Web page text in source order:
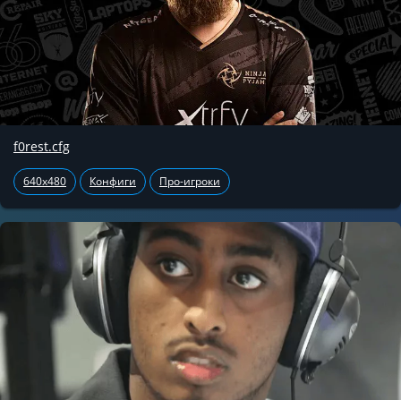
f0rest.cfg
640x480 Конфиги Про-игроки